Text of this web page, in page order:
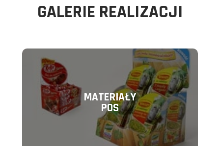
GALERIE REALIZACJI
MATERIAŁY
POS